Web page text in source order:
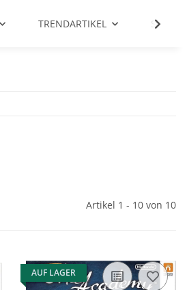
TRENDARTIKEL SALE %
Artikel 1 - 10 von 10
AUF LAGER